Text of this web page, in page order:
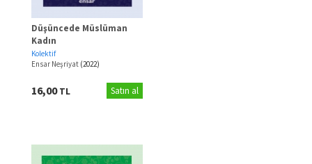
Düşüncede Müslüman
Kadın
Kolektif
Ensar Neşriyat (2022)
16,00TL Satın al